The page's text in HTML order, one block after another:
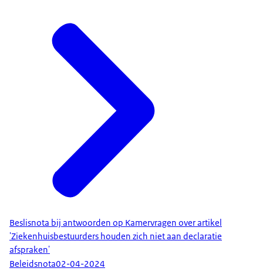
Beslisnota bij antwoorden op Kamervragen over artikel
'Ziekenhuisbestuurders houden zich niet aan declaratie
afspraken'
Beleidsnota02-04-2024